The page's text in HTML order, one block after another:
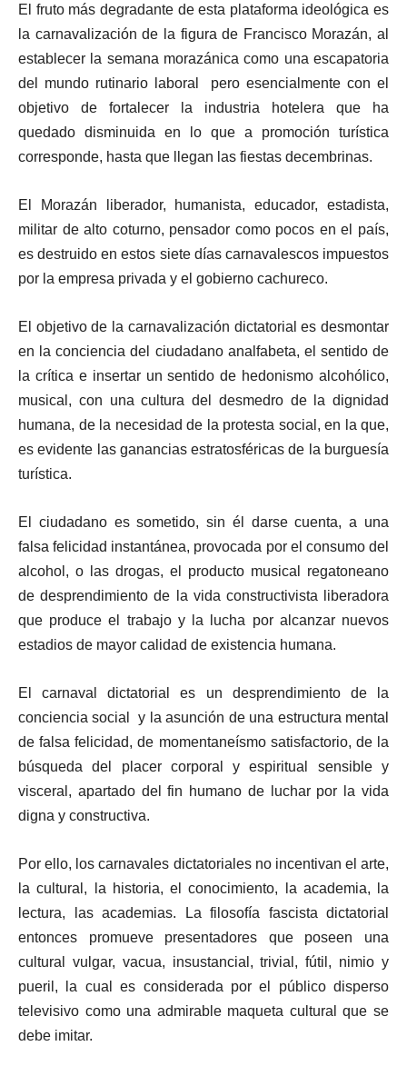
El fruto más degradante de esta plataforma ideológica es
la carnavalización de la figura de Francisco Morazán, al
establecer la semana morazánica como una escapatoria
del mundo rutinario laboral pero esencialmente con el
objetivo de fortalecer la industria hotelera que ha
quedado disminuida en lo que a promoción turística
corresponde, hasta que llegan las fiestas decembrinas.
El Morazán liberador, humanista, educador, estadista,
militar de alto coturno, pensador como pocos en el país,
es destruido en estos siete días carnavalescos impuestos
por la empresa privada y el gobierno cachureco.
El objetivo de la carnavalización dictatorial es desmontar
en la conciencia del ciudadano analfabeta, el sentido de
la crítica e insertar un sentido de hedonismo alcohólico,
musical, con una cultura del desmedro de la dignidad
humana, de la necesidad de la protesta social, en la que,
es evidente las ganancias estratosféricas de la burguesía
turística.
El ciudadano es sometido, sin él darse cuenta, a una
falsa felicidad instantánea, provocada por el consumo del
alcohol, o las drogas, el producto musical regatoneano
de desprendimiento de la vida constructivista liberadora
que produce el trabajo y la lucha por alcanzar nuevos
estadios de mayor calidad de existencia humana.
El carnaval dictatorial es un desprendimiento de la
conciencia social y la asunción de una estructura mental
de falsa felicidad, de momentaneísmo satisfactorio, de la
búsqueda del placer corporal y espiritual sensible y
visceral, apartado del fin humano de luchar por la vida
digna y constructiva.
Por ello, los carnavales dictatoriales no incentivan el arte,
la cultural, la historia, el conocimiento, la academia, la
lectura, las academias. La filosofía fascista dictatorial
entonces promueve presentadores que poseen una
cultural vulgar, vacua, insustancial, trivial, fútil, nimio y
pueril, la cual es considerada por el público disperso
televisivo como una admirable maqueta cultural que se
debe imitar.